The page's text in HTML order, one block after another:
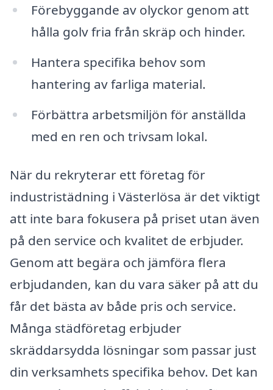
Förebyggande av olyckor genom att
hålla golv fria från skräp och hinder.
Hantera specifika behov som
hantering av farliga material.
Förbättra arbetsmiljön för anställda
med en ren och trivsam lokal.
När du rekryterar ett företag för
industristädning i Västerlösa är det viktigt
att inte bara fokusera på priset utan även
på den service och kvalitet de erbjuder.
Genom att begära och jämföra flera
erbjudanden, kan du vara säker på att du
får det bästa av både pris och service.
Många städföretag erbjuder
skräddarsydda lösningar som passar just
din verksamhets specifika behov. Det kan